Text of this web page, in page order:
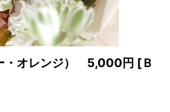
・オレンジ） 5,000円 [Ｂ